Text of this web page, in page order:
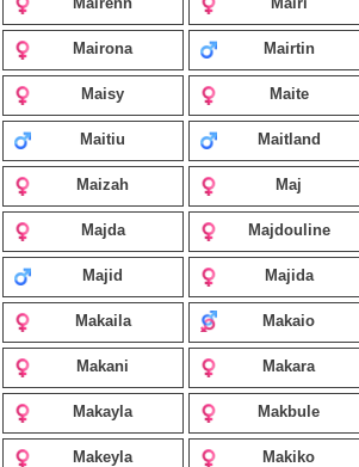
Mairona Mairtin
Maisy Maite
Maitiu Maitland
Maizah Maj
Majda Majdouline
Majid Majida
Makaila Makaio
Makani Makara
Makayla Makbule
Makeyla Makiko